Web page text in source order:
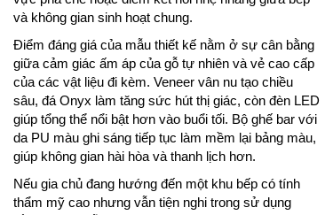
và không gian sinh hoạt chung.
Điểm đáng giá của mẫu thiết kế nằm ở sự cân bằng
giữa cảm giác ấm áp của gỗ tự nhiên và vẻ cao cấp
của các vật liệu đi kèm. Veneer vân nu tạo chiều
sâu, đá Onyx làm tăng sức hút thị giác, còn đèn LED
giúp tổng thể nổi bật hơn vào buổi tối. Bộ ghế bar với
da PU màu ghi sáng tiếp tục làm mềm lại bảng màu,
giúp không gian hài hòa và thanh lịch hơn.
Nếu gia chủ đang hướng đến một khu bếp có tính
thẩm mỹ cao nhưng vẫn tiện nghi trong sử dụng